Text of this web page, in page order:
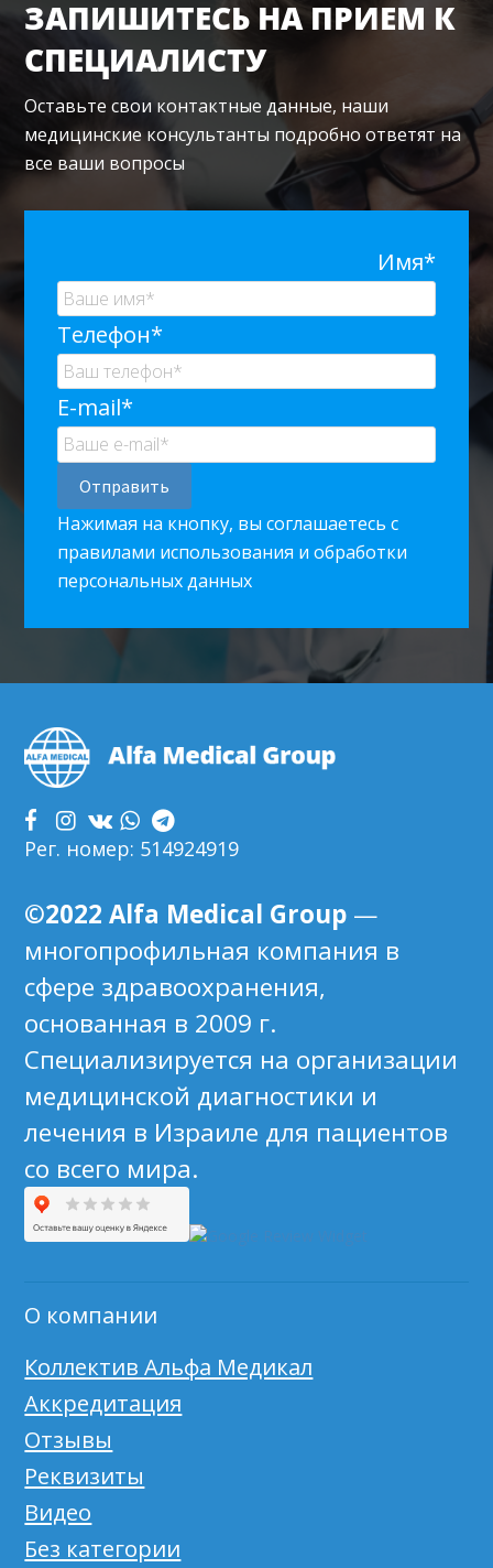
ЗАПИШИТЕСЬ НА ПРИЕМ К
СПЕЦИАЛИСТУ
Оставьте свои контактные данные, наши
медицинские консультанты подробно ответят на
все ваши вопросы
Имя*
Телефон*
E-mail*
Нажимая на кнопку, вы соглашаетесь с
правилами использования и обработки
персональных данных
Footer
Рег. номер: 514924919
©2022 Alfa Medical Group —
многопрофильная компания в
сфере здравоохранения,
основанная в 2009 г.
Специализируется на организации
медицинской диагностики и
лечения в Израиле для пациентов
со всего мира.
О компании
Коллектив Альфа Медикал
Аккредитация
Отзывы
Реквизиты
Видео
Без категории